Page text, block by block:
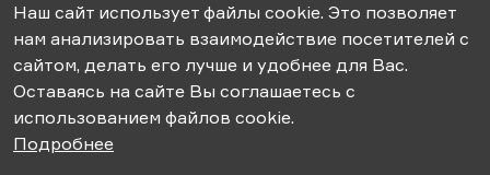
Карта сайта
© 2018-2026гг. ООО «СК-Апрель». Строительство дачных домов под
ключ.
Наш сайт использует файлы cookie. Это позволяет
нам анализировать взаимодействие посетителей с
сайтом, делать его лучше и удобнее для Вас.
Оставаясь на сайте Вы соглашаетесь с
использованием файлов cookie.
Подробнее